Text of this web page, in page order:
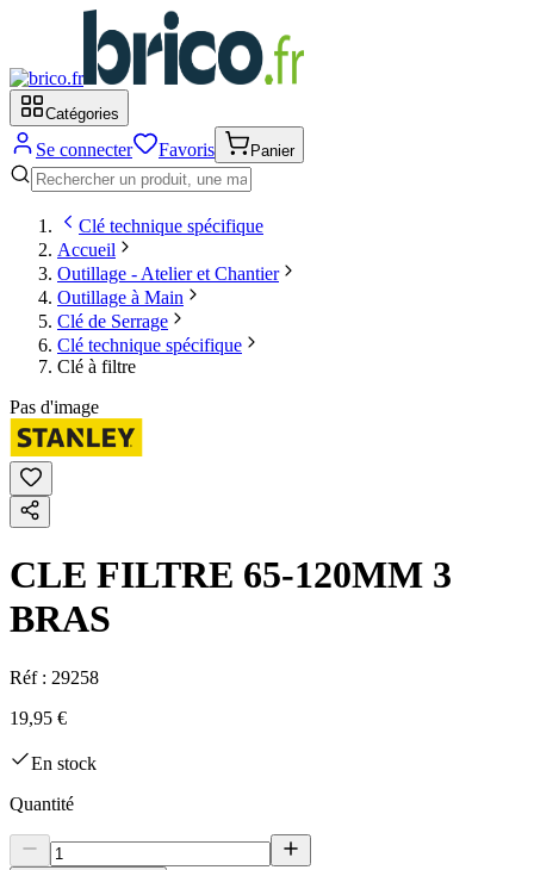
Catégories
Se connecter Favoris Panier
Clé technique spécifique
Accueil
Outillage - Atelier et Chantier
Outillage à Main
Clé de Serrage
Clé technique spécifique
Clé à filtre
Pas d'image
CLE FILTRE 65-120MM 3
BRAS
Réf : 29258
19,95 €
En stock
Quantité